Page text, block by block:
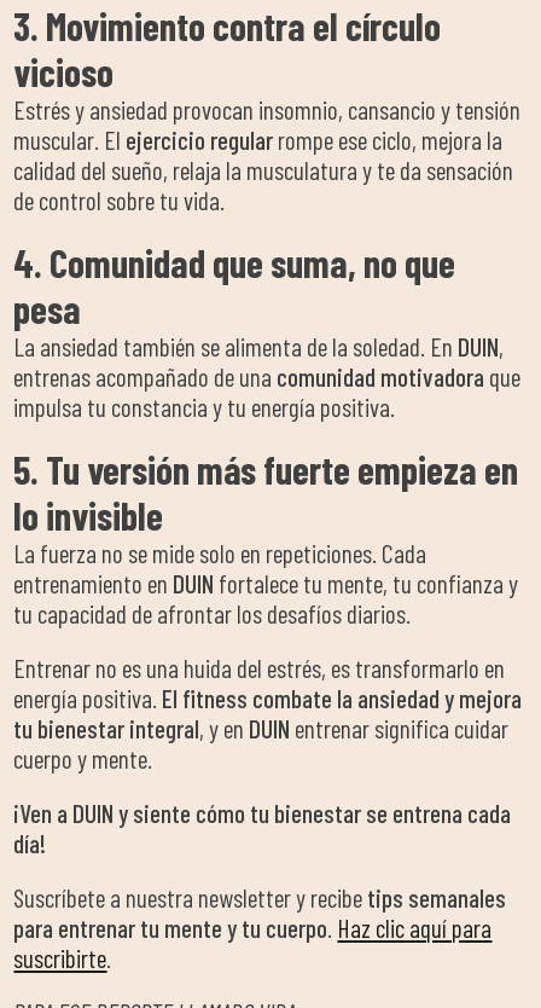
3. Movimiento contra el círculo
vicioso
Estrés y ansiedad provocan insomnio, cansancio y tensión
muscular. El ejercicio regular rompe ese ciclo, mejora la
calidad del sueño, relaja la musculatura y te da sensación
de control sobre tu vida.
4. Comunidad que suma, no que
pesa
La ansiedad también se alimenta de la soledad. En DUIN,
entrenas acompañado de una comunidad motivadora que
impulsa tu constancia y tu energía positiva.
5. Tu versión más fuerte empieza en
lo invisible
La fuerza no se mide solo en repeticiones. Cada
entrenamiento en DUIN fortalece tu mente, tu confianza y
tu capacidad de afrontar los desafíos diarios.
Entrenar no es una huida del estrés, es transformarlo en
energía positiva. El fitness combate la ansiedad y mejora
tu bienestar integral, y en DUIN entrenar significa cuidar
cuerpo y mente.
¡Ven a DUIN y siente cómo tu bienestar se entrena cada
día!
Suscríbete a nuestra newsletter y recibe tips semanales
para entrenar tu mente y tu cuerpo Haz clic aquí para
suscribirte